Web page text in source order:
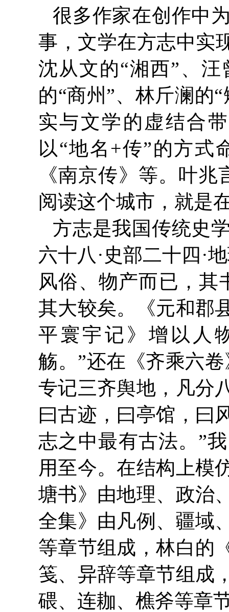
很多作家在创作中
事，文学在方志中实
沈从文的“湘西”、
的“商州”、林斤澜的
实与文学的虚结合
以“地名+传”的方式
《南京传》等。叶
阅读这个城市，就是
方志是我国传统史
六十八·史部二十四·
风俗、物产而已，其
其大较矣。《元和郡
平寰宇记》增以人
觞。”还在《齐乘六
专记三齐舆地，凡分
曰古迹，曰亭馆，曰
志之中最有古法。”
用至今。在结构上模
塘书》由地理、政治
全集》由凡例、疆域
等章节组成，林白的
笺、异辞等章节组成
碨、连耞、樵斧等章